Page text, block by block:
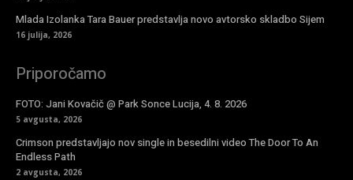
Mlada Izolanka Tara Bauer predstavlja novo avtorsko skladbo Sijem
16 julija, 2026
Priporočamo
FOTO: Jani Kovačič @ Park Sonce Lucija, 4. 8. 2026
5 avgusta, 2026
Crimson predstavljajo nov single in besedilni video The Door To An
Endless Path
2 avgusta, 2026